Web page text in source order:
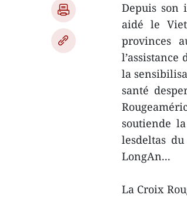
Depuis son
aidé le
provinces
l’assistance
la
santé
soutiende
lesdeltas
LongAn...
La Croix